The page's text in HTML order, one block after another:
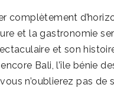
complètement
et la gastronomie
et son
Bali, l’île bénie
n’oublierez pas de